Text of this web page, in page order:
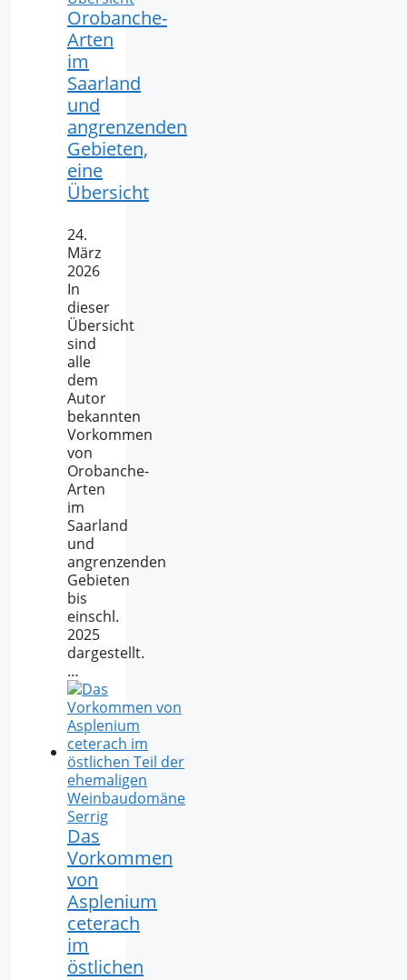
Orobanche-
Arten
im
Saarland
und
angrenzenden
Gebieten,
eine
Übersicht
24.
März
2026
In
dieser
Übersicht
sind
alle
dem
Autor
bekannten
Vorkommen
von
Orobanche-
Arten
im
Saarland
und
angrenzenden
Gebieten
bis
einschl.
2025
dargestellt.
…
Das
Vorkommen
von
Asplenium
ceterach
im
östlichen